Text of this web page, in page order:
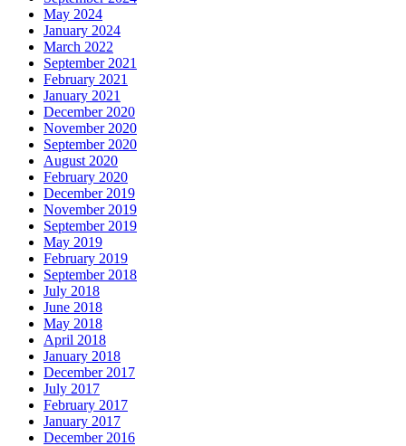
May 2024
January 2024
March 2022
September 2021
February 2021
January 2021
December 2020
November 2020
September 2020
August 2020
February 2020
December 2019
November 2019
September 2019
May 2019
February 2019
September 2018
July 2018
June 2018
May 2018
April 2018
January 2018
December 2017
July 2017
February 2017
January 2017
December 2016